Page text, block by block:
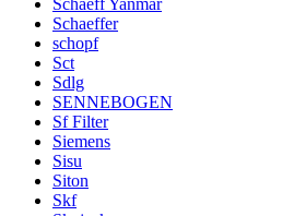
Schaeff Yanmar
Schaeffer
schopf
Sct
Sdlg
SENNEBOGEN
Sf Filter
Siemens
Sisu
Siton
Skf